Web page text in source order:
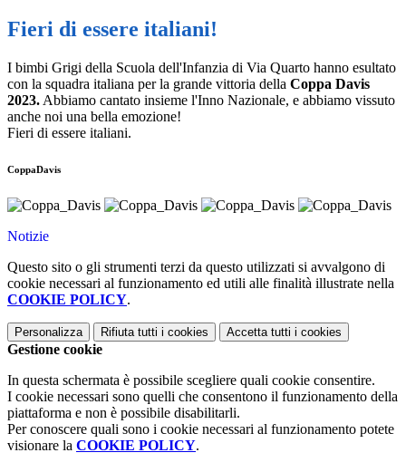
Fieri di essere italiani!
I bimbi Grigi della Scuola dell'Infanzia di Via Quarto hanno esultato
con la squadra italiana per la grande vittoria della Coppa Davis
2023. Abbiamo cantato insieme l'Inno Nazionale, e abbiamo vissuto
anche noi una bella emozione!
Fieri di essere italiani.
CoppaDavis
Notizie
Questo sito o gli strumenti terzi da questo utilizzati si avvalgono di
cookie necessari al funzionamento ed utili alle finalità illustrate nella
COOKIE POLICY.
Personalizza Rifiuta tutti i cookies Accetta tutti i cookies
Gestione cookie
In questa schermata è possibile scegliere quali cookie consentire.
I cookie necessari sono quelli che consentono il funzionamento della
piattaforma e non è possibile disabilitarli.
Per conoscere quali sono i cookie necessari al funzionamento potete
visionare la COOKIE POLICY.